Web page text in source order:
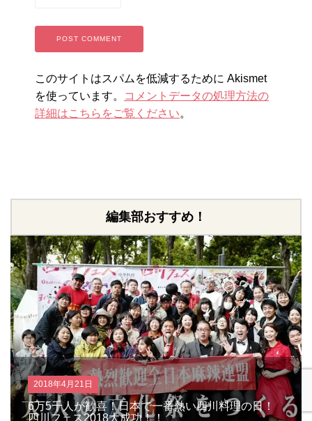
このサイトはスパムを低減するために Akismet
を使っています。
コメントデータの処理方法の
詳細はこちらをご覧ください。
編集部おすすめ！
2018年4月21日
6万5千人が歓喜！日本で一番熱い四川料理の日！
四川フェス2018大成功！！